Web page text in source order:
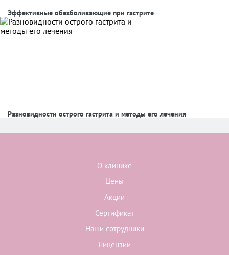
Эффективные обезболивающие при гастрите
Разновидности острого гастрита и методы его лечения
О клинике
Цены
Акции
Сертификат
Наши сотрудники
Лицензии